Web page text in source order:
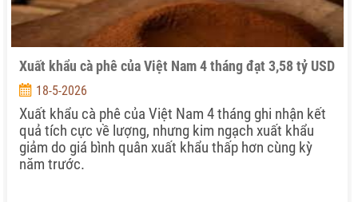
Xuất khẩu cà phê của Việt Nam 4 tháng đạt 3,58 tỷ USD
18-5-2026
Xuất khẩu cà phê của Việt Nam 4 tháng ghi nhận kết
quả tích cực về lượng, nhưng kim ngạch xuất khẩu
giảm do giá bình quân xuất khẩu thấp hơn cùng kỳ
năm trước.